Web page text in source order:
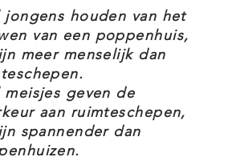
jongens houden van het
van een poppenhuis,
meer menselijk dan
meisjes geven de
aan ruimteschepen,
spannender dan